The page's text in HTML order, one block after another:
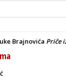
Brajnovića Priče